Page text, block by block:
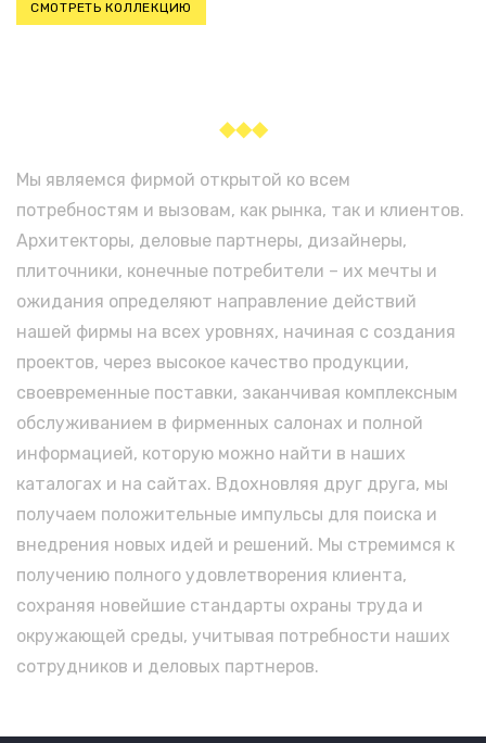
СМОТРЕТЬ КОЛЛЕКЦИЮ
◆◆◆
Мы являемся фирмой открытой ко всем
потребностям и вызовам, как рынка, так и клиентов.
Архитекторы, деловые партнеры, дизайнеры,
плиточники, конечные потребители – их мечты и
ожидания определяют направление действий
нашей фирмы на всех уровнях, начиная с создания
проектов, через высокое качество продукции,
своевременные поставки, заканчивая комплексным
обслуживанием в фирменных салонах и полной
информацией, которую можно найти в наших
каталогах и на сайтах. Вдохновляя друг друга, мы
получаем положительные импульсы для поиска и
внедрения новых идей и решений. Мы стремимся к
получению полного удовлетворения клиента,
сохраняя новейшие стандарты охраны труда и
окружающей среды, учитывая потребности наших
сотрудников и деловых партнеров.